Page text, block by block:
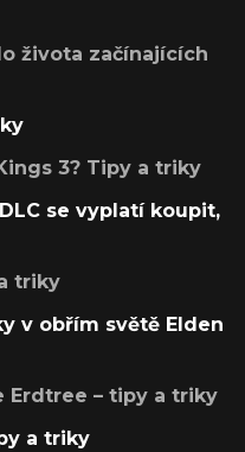
života začínajících
3? Tipy a triky
se vyplatí koupit,
triky
v obřím světě Elden
Erdtree – tipy a triky
a triky